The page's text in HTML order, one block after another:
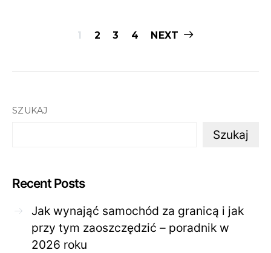
Stronicowanie
1 2 3 4 NEXT
SZUKAJ
Szukaj
Recent Posts
Jak wynająć samochód za granicą i jak
przy tym zaoszczędzić – poradnik w
2026 roku